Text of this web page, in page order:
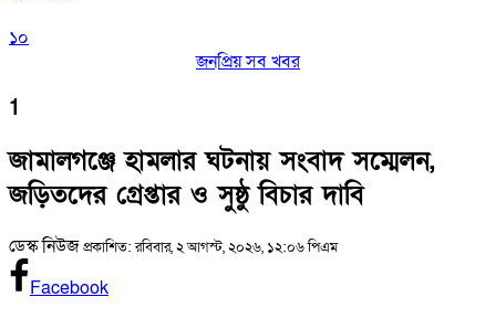
১০
জনপ্রিয় সব খবর
1
জামালগঞ্জে হামলার ঘটনায় সংবাদ সম্মেলন,
জড়িতদের গ্রেপ্তার ও সুষ্ঠু বিচার দাবি
ডেস্ক নিউজপ্রকাশিত: রবিবার, ২ আগস্ট, ২০২৬, ১২:০৬ পিএম
Facebook